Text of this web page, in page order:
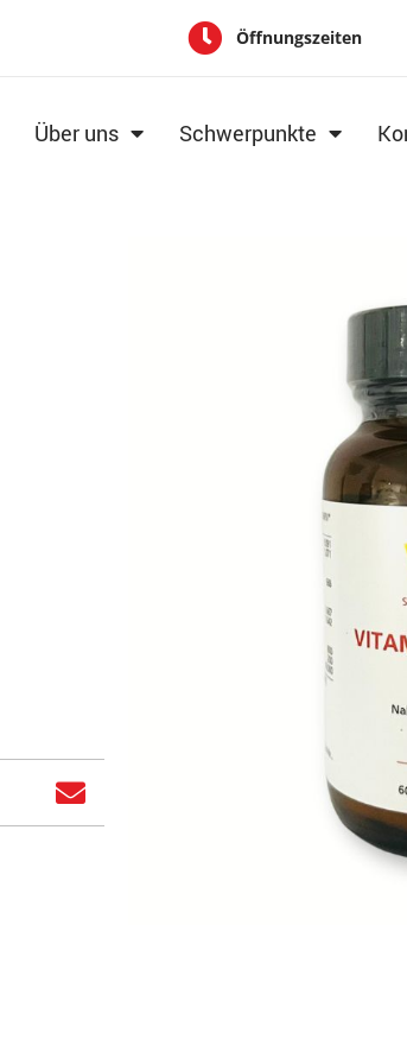
Öffnungszeiten
Über uns Schwerpunkte